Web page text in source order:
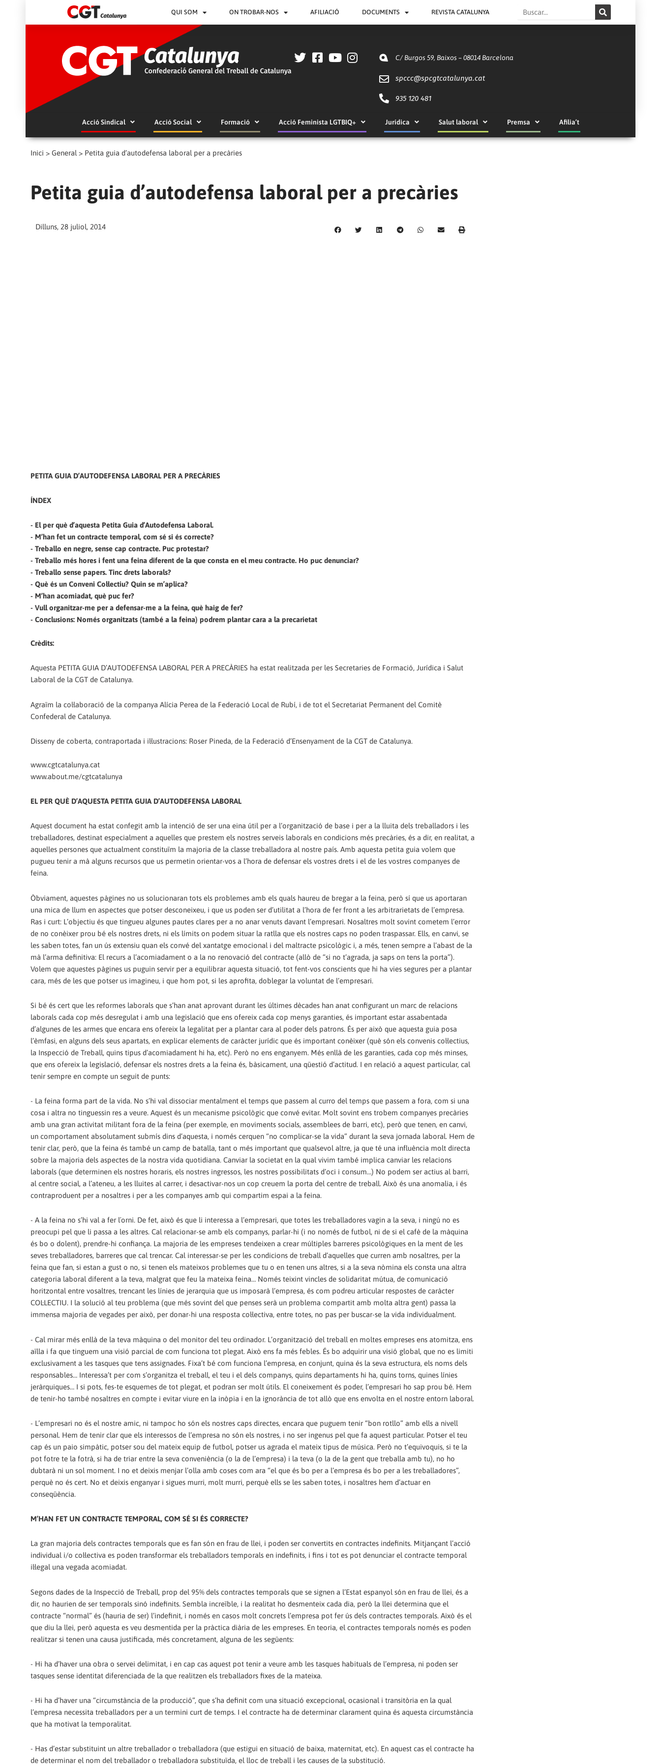
QUI SOM ON TROBAR-NOS AFILIACIÓ DOCUMENTS REVISTA CATALUNYA Search
C/ Burgos 59, Baixos – 08014 Barcelona
spccc@spcgtcatalunya.cat
935 120 481
Acció Sindical Acció Social Formació Acció Feminista LGTBIQ+ Jurídica Salut laboral Premsa Afilia’t
Inici > General > Petita guia d’autodefensa laboral per a precàries
Petita guia d’autodefensa laboral per a precàries
Dilluns, 28 juliol, 2014
PETITA GUIA D’AUTODEFENSA LABORAL PER A PRECÀRIES
ÍNDEX
-‎ ‏El per què d’aquesta Petita Guia d’Autodefensa Laboral.
-‎ ‏M’han fet un contracte temporal,‭ ‬com sé si és correcte‭?
-‎ ‏Treballo en negre,‭ ‬sense cap contracte.‭ ‬Puc protestar‭?
-‎ ‏Treballo més hores i fent una feina diferent de la que consta en el meu contracte.‭ ‬Ho puc denunciar‭?
-‎ ‏Treballo sense papers.‭ ‬Tinc drets laborals‭?
-‎ ‏Què és un Conveni Col·lectiu‭? ‬Quin se m’aplica‭?
-‎ ‏M’han acomiadat,‭ ‬què puc fer‭?
-‎ ‏Vull organitzar-me per a defensar-me a la feina,‭ ‬què haig de fer‭?
-‎ ‏Conclusions:‭ ‬Només organitzats‭ (‬també a la feina‭) ‬podrem plantar cara a la precarietat
Crèdits:
Aquesta‭ ‬PETITA GUIA D’AUTODEFENSA LABORAL PER A PRECÀRIES ha estat realitzada per les Secretaries de Formació,‭ ‬Jurídica i Salut
Laboral de la CGT de Catalunya.
Agraïm la col·laboració de la companya Alícia Perea‭ ‬de la Federació Local de Rubí,‭ ‬i de tot el Secretariat Permanent del Comitè
Confederal de Catalunya.
‎‏Disseny de coberta,‭ ‬contraportada i il·lustracions:‭ ‬Roser Pineda,‭ ‬de la Federació d’Ensenyament de la CGT de Catalunya.
www.cgtcatalunya.cat
www.about.me/cgtcatalunya
EL PER QUÈ D’AQUESTA PETITA GUIA D’AUTODEFENSA LABORAL
Aquest document ha estat confegit amb la intenció de ser una eina útil per a l’organització de base i per a la lluita dels treballadors i les
treballadores,‭ ‬destinat especialment a aquelles que prestem els nostres serveis laborals en condicions més precàries,‭ ‬és a dir,‭ ‬en realitat,‭ ‬a
aquelles persones que actualment constituïm la majoria de la classe treballadora al nostre país.‭ ‬Amb aquesta petita guia volem que
pugueu tenir a mà alguns recursos que us permetin orientar-vos a l’hora de defensar els vostres drets i el de les vostres companyes de
feina.
Òbviament,‭ ‬aquestes pàgines no us solucionaran tots els problemes amb els quals haureu de bregar a la feina,‭ ‬però sí que us aportaran
una mica de llum en aspectes que potser desconeixeu,‭ ‬i que us poden ser d’utilitat a l’hora de fer front a les arbitrarietats de l’empresa.‭
‬Ras i curt:‭ ‬L’objectiu és que tingueu algunes pautes clares per a no anar venuts davant l’empresari.‭ ‬Nosaltres molt sovint cometem l’error
de no conèixer prou bé els nostres drets,‭ ‬ni els límits on podem situar la ratlla que els nostres caps no poden traspassar.‭ ‬Ells,‭ ‬en canvi,‭ ‬se
les saben totes,‭ ‬fan un ús extensiu quan els convé del xantatge emocional i del maltracte psicològic i,‭ ‬a més,‭ ‬tenen sempre a l’abast de la
mà l’arma definitiva:‭ ‬El recurs a l’acomiadament o a la no renovació del contracte‭ (‬allò de‭ “‬si no t’agrada,‭ ‬ja saps on tens la porta‭”)‬.‭
‬Volem que aquestes pàgines us puguin servir per a equilibrar aquesta situació,‭ ‬tot fent-vos conscients que hi ha vies segures per a plantar
cara,‭ ‬més de les que potser us imagineu,‭ ‬i que hom pot,‭ ‬si les aprofita,‭ ‬doblegar la voluntat de l’empresari.
Si bé és cert que les reformes laborals que s’han anat aprovant durant les últimes dècades han anat configurant un marc de relacions
laborals cada cop més desregulat i amb una legislació que ens ofereix cada cop menys garanties,‭ ‬és important estar assabentada
d’algunes de les armes que encara ens ofereix la legalitat per a plantar cara al poder dels patrons.‭ ‬És per això que aquesta guia posa
l’èmfasi,‭ ‬en alguns dels seus apartats,‭ ‬en explicar elements de caràcter jurídic que és important conèixer‭ (‬què són els convenis col·lectius,‭
‬la Inspecció de Treball,‭ ‬quins tipus d’acomiadament hi ha,‭ ‬etc‭)‬.‭ ‬Però no ens enganyem.‭ ‬Més enllà de les garanties,‭ ‬cada cop més minses,‭
‬que ens ofereix la legislació,‭ ‬defensar els nostres drets a la feina és,‭ ‬bàsicament,‭ ‬una qüestió d’actitud.‭ ‬I en relació a aquest particular,‭ ‬cal
tenir sempre en compte un seguit de punts:
-‎ ‏La feina forma part de la vida.‭ ‬No s’hi val dissociar mentalment el temps que passem al curro del temps que passem a fora,‭ ‬com si una
cosa i altra no tinguessin res a veure.‭ ‬Aquest és un mecanisme psicològic que convé evitar.‭ ‬Molt sovint ens trobem companyes precàries
amb una gran activitat militant fora de la feina‭ (‬per exemple,‭ ‬en moviments socials,‭ ‬assemblees de barri,‭ ‬etc‭)‬,‭ ‬però que tenen,‭ ‬en canvi,‭
‬un comportament absolutament submís dins d’aquesta,‭ ‬i només cerquen‭ “‬no complicar-se la vida‭” ‬durant la seva jornada laboral.‭ ‬Hem de
tenir clar,‭ ‬però,‭ ‬que la feina és també un camp de batalla,‭ ‬tant o més important que qualsevol altre,‭ ‬ja que té una influència molt directa
sobre la majoria dels aspectes de la nostra vida quotidiana.‭ ‬Canviar la societat en la qual vivim també implica canviar les relacions
laborals‭ (‬que determinen els nostres horaris,‭ ‬els nostres ingressos,‭ ‬les nostres possibilitats d’oci i consum…‭) ‬No podem ser actius al barri,‭
‬al centre social,‭ ‬a l’ateneu,‭ ‬a les lluites al carrer,‭ ‬i desactivar-nos un cop creuem la porta del centre de treball.‭ ‬Això és una anomalia,‭ ‬i és
contraproduent per a nosaltres i per a les companyes amb qui compartim espai a la feina.
-‎ ‏A la feina no s’hi val a fer l´orni.‭ ‬De fet,‭ ‬això és que li interessa a l’empresari,‭ ‬que totes les treballadores vagin a la seva,‭ ‬i ningú no es
preocupi pel que li passa a les altres.‭ ‬Cal relacionar-se amb els companys,‭ ‬parlar-hi‭ (‬i no només de futbol,‭ ‬ni de si el cafè de la màquina
és bo o dolent‭)‬,‭ ‬prendre-hi confiança.‭ ‬La majoria de les empreses tendeixen a crear múltiples barreres psicològiques en la ment de les
seves treballadores,‭ ‬barreres que cal trencar.‭ ‬Cal interessar-se per les condicions de treball d’aquelles que curren amb nosaltres,‭ ‬per la
feina que fan,‭ ‬si estan a gust o no,‭ ‬si tenen els mateixos problemes que tu o en tenen uns altres,‭ ‬si a la seva nòmina els consta una altra
categoria laboral diferent a la teva,‭ ‬malgrat que feu la mateixa feina…‭ ‬Només teixint vincles de solidaritat mútua,‭ ‬de comunicació
horitzontal entre vosaltres,‭ ‬trencant les línies de jerarquia que us imposarà l’empresa,‭ ‬és com podreu articular respostes de caràcter‭
‬COL·LECTIU.‭ ‬I la solució al teu problema‭ (‬que més sovint del que penses serà un problema compartit amb molta altra gent‭) ‬passa la
immensa majoria de vegades per això,‭ ‬per donar-hi una resposta col·lectiva,‭ ‬entre totes,‭ ‬no pas per buscar-se la vida individualment.
-‎ ‏Cal mirar més enllà de la teva màquina o del monitor del teu ordinador.‭ ‬L’organització del treball en moltes empreses ens atomitza,‭ ‬ens
aïlla i fa que tinguem una visió parcial de com funciona tot plegat.‭ ‬Això ens fa més febles.‭ ‬És bo adquirir una visió global,‭ ‬que no es limiti
exclusivament a les tasques que tens assignades.‭ ‬Fixa’t bé com funciona l’empresa,‭ ‬en conjunt,‭ ‬quina és la seva estructura,‭ ‬els noms dels
responsables…‭ ‬Interessa’t per com s’organitza el treball,‭ ‬el teu i el dels companys,‭ ‬quins departaments hi ha,‭ ‬quins torns,‭ ‬quines línies
jeràrquiques…‭ ‬I si pots,‭ ‬fes-te esquemes de tot plegat,‭ ‬et podran ser molt útils.‭ ‬El coneixement és poder,‭ ‬l’empresari ho sap prou bé.‭ ‬Hem
de tenir-ho també nosaltres en compte i evitar viure en la inòpia i en la ignorància de tot allò que ens envolta en el nostre entorn laboral.
-‎ ‏L’empresari no és el nostre amic,‭ ‬ni tampoc ho són els nostres caps directes,‭ ‬encara que puguem tenir‭ “‬bon rotllo‭” ‬amb ells a nivell
personal.‭ ‬Hem de tenir clar que els interessos de l’empresa no són els nostres,‭ ‬i no ser ingenus pel que fa aquest particular.‭ ‬Potser el teu
cap és un paio simpàtic,‭ ‬potser sou del mateix equip de futbol,‭ ‬potser us agrada el mateix tipus de música.‭ ‬Però no t’equivoquis,‭ ‬si te la
pot fotre te la fotrà,‭ ‬si ha de triar entre la seva conveniència‭ (‬o la de l’empresa‭) ‬i la teva‭ (‬o la de la gent que treballa amb tu‭)‬,‭ ‬no ho
dubtarà ni un sol moment.‭ ‬I no et deixis menjar l’olla amb coses com ara‭ “‬el que és bo per a l’empresa és bo per a les treballadores‭”‬,‭
‬perquè no és cert.‭ ‬No et deixis enganyar i sigues murri,‭ ‬molt murri,‭ ‬perquè ells se les saben totes,‭ ‬i nosaltres hem d’actuar en
conseqüència.
M’HAN FET UN CONTRACTE TEMPORAL,‭ ‬COM SÉ SI ÉS CORRECTE‭?
La gran majoria dels contractes temporals que es fan són en frau de llei,‭ ‬i poden ser convertits en contractes indefinits.‭ ‬Mitjançant l’acció
individual i/o col·lectiva es poden transformar els treballadors temporals en indefinits,‭ ‬i fins i tot es pot denunciar el contracte temporal
il·legal una vegada acomiadat.
Segons dades de la Inspecció de Treball,‭ ‬prop del‭ ‬95%‭ ‬dels contractes temporals que se signen a l’Estat espanyol són en frau de llei,‭ ‬és a
dir,‭ ‬no haurien de ser temporals sinó indefinits.‭ ‬Sembla increïble,‭ ‬i la realitat ho desmenteix cada dia,‭ ‬però la llei determina que el
contracte‭ “‬normal‭” ‬és‭ (‬hauria de ser‭) ‬l’indefinit,‭ ‬i només en casos molt concrets l’empresa pot fer ús dels contractes temporals.‭ ‬Això és el
que diu la llei,‭ ‬però aquesta es veu desmentida per la pràctica diària de les empreses.‭ ‬En teoria,‭ ‬el contractes temporals només es poden
realitzar si tenen una causa justificada,‭ ‬més concretament,‭ ‬alguna de les següents:
-‎ ‏Hi ha d’haver una obra o servei delimitat,‭ ‬i en cap cas aquest pot tenir a veure amb les tasques habituals de l’empresa,‭ ‬ni poden ser
tasques sense identitat diferenciada de la que realitzen els treballadors fixes de la mateixa.
-‎ ‏Hi ha d’haver una‭ “‬circumstància de la producció‭”‬,‭ ‬que s’ha definit com una situació excepcional,‭ ‬ocasional i transitòria en la qual
l’empresa necessita treballadors per a un termini curt de temps.‭ ‬I el contracte ha de determinar clarament quina és aquesta circumstància
que ha motivat la temporalitat.
-‎ ‏Has d’estar substituint un altre treballador o treballadora‭ (‬que estigui en situació de baixa,‭ ‬maternitat,‭ ‬etc‭)‬.‭ ‬En aquest cas el contracte ha
de determinar el nom del treballador o treballadora substituïda,‭ ‬el lloc de treball i les causes de la substitució.